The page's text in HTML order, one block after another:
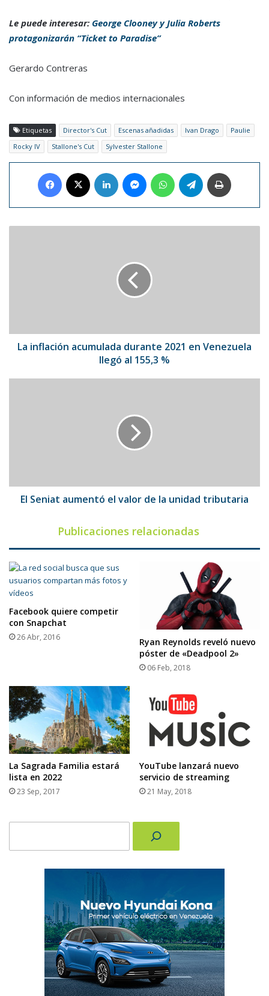
Le puede interesar: George Clooney y Julia Roberts
protagonizarán “Ticket to Paradise”
Gerardo Contreras
Con información de medios internacionales
Etiquetas Director's Cut Escenas añadidas Ivan Drago
Paulie
Rocky IV
Stallone's Cut Sylvester Stallone
Facebook LinkedIn MessengerWhatsAppTelegram
al
155,3
La inflación acumulada durante 2021 en Venezuela
llegó al 155,3 %
tributaria
El Seniat aumentó el valor de la unidad tributaria
Publicaciones relacionadas
Facebook quiere competir
con Snapchat
26 Abr, 2016
Ryan Reynolds reveló nuevo
póster de «Deadpool 2»
06 Feb, 2018
La Sagrada Familia estará
lista en 2022
23 Sep, 2017
YouTube lanzará nuevo
servicio de streaming
21 May, 2018